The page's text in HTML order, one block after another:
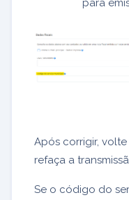
para
Após corrigir,
refaça a
Se o código do